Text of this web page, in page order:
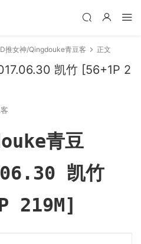
推女神/Qingdouke青豆客 正文
凯竹 [56+1P 2
青豆
凯竹
219M]